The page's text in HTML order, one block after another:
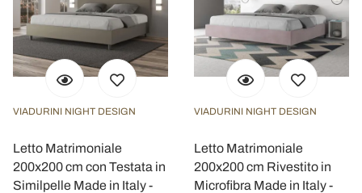
VIADURINI NIGHT DESIGN
Letto Matrimoniale
200x200 cm con Testata in
Similpelle Made in Italy -
VIADURINI NIGHT DESIGN
Letto Matrimoniale
200x200 cm Rivestito in
Microfibra Made in Italy -